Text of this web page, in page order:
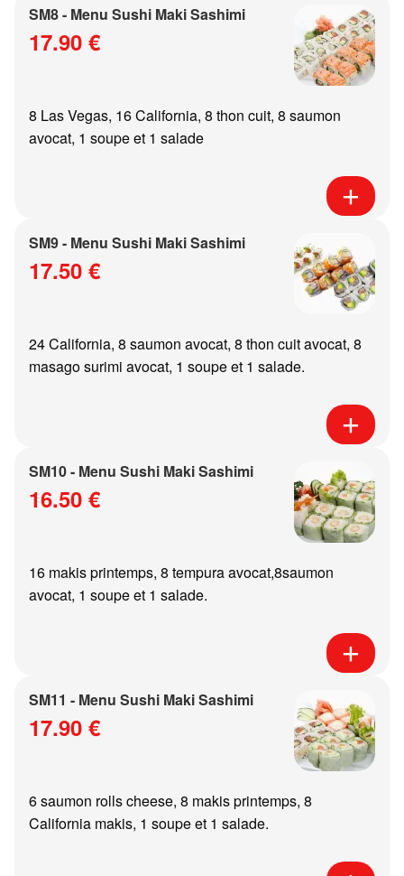
SM8 - Menu Sushi Maki Sashimi
17.90 €
8 Las Vegas, 16 California, 8 thon cuit, 8 saumon
avocat, 1 soupe et 1 salade
SM9 - Menu Sushi Maki Sashimi
17.50 €
24 California, 8 saumon avocat, 8 thon cuit avocat, 8
masago surimi avocat, 1 soupe et 1 salade.
SM10 - Menu Sushi Maki Sashimi
16.50 €
16 makis printemps, 8 tempura avocat,8saumon
avocat, 1 soupe et 1 salade.
SM11 - Menu Sushi Maki Sashimi
17.90 €
6 saumon rolls cheese, 8 makis printemps, 8
California makis, 1 soupe et 1 salade.